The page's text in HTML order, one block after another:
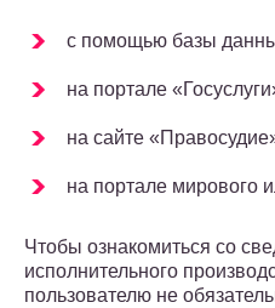
с помощью базы
на портале
на сайте
на портале мирового
Чтобы ознакомиться со
исполнительного
пользователю не